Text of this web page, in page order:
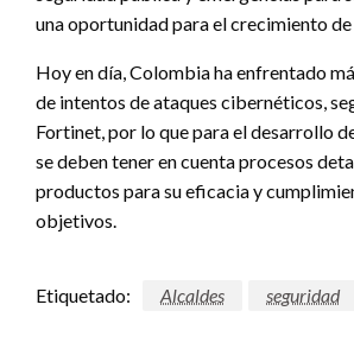
una oportunidad para el crecimiento de
Hoy en día, Colombia ha enfrentado
de intentos de ataques cibernéticos,
Fortinet, por lo que para el desarrollo
se deben tener en cuenta procesos
productos para su eficacia y
objetivos.
Etiquetado: Alcaldes seguridad